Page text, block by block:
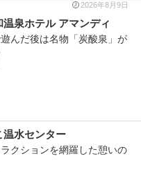
2026年8月9日
温泉ホテル アマンディ
んだ後は名物「炭酸泉」が
温水センター
クションを網羅した憩いの